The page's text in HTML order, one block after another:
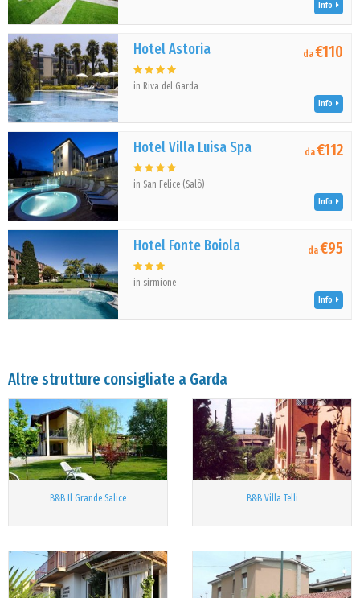
Info
Hotel Astoria
in Riva del Garda
da€110
Info
Hotel Villa Luisa Spa
in San Felice (Salò)
da€112
Info
Hotel Fonte Boiola
in sirmione
da€95
Info
Altre strutture consigliate a Garda
B&B Il Grande Salice B&B Villa Telli